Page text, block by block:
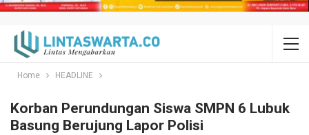
Home HEADLINE
Korban Perundungan Siswa SMPN 6 Lubuk
Basung Berujung Lapor Polisi